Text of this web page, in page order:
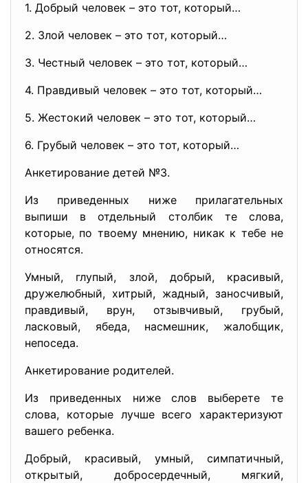
1. Добрый человек – это тот, который…
2. Злой человек – это тот, который…
3. Честный человек – это тот, который…
4. Правдивый человек – это тот, который…
5. Жестокий человек – это тот, который…
6. Грубый человек – это тот, который…
Анкетирование детей №3.
Из приведенных ниже прилагательных
выпиши в отдельный столбик те слова,
которые, по твоему мнению, никак к тебе не
относятся.
Умный, глупый, злой, добрый, красивый,
дружелюбный, хитрый, жадный, заносчивый,
правдивый, врун, отзывчивый, грубый,
ласковый, ябеда, насмешник, жалобщик,
непоседа.
Анкетирование родителей.
Из приведенных ниже слов выберете те
слова, которые лучше всего характеризуют
вашего ребенка.
Добрый, красивый, умный, симпатичный,
открытый, добросердечный, мягкий,